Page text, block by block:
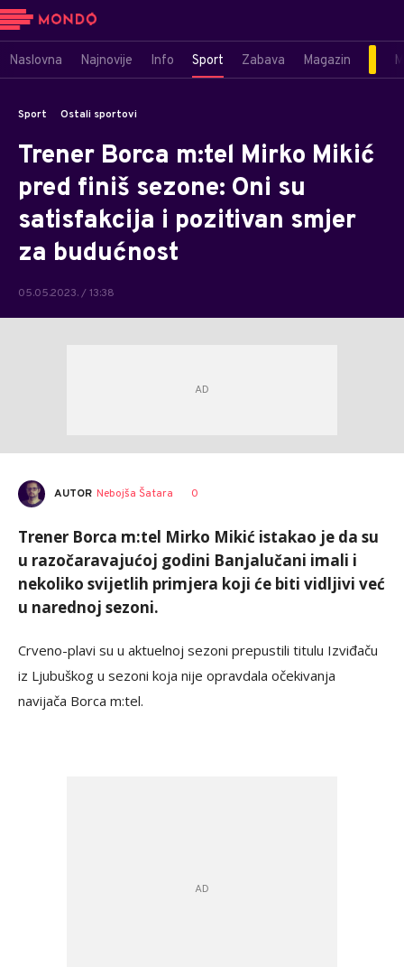
Naslovna Najnovije Info Sport Zabava Magazin
Sport Ostali sportovi
Trener Borca m:tel Mirko Mikić
pred finiš sezone: Oni su
satisfakcija i pozitivan smjer
za budućnost
05.05.2023. / 13:38
AUTOR Nebojša Šatara 0
Trener Borca m:tel Mirko Mikić istakao je da su
u razočaravajućoj godini Banjalučani imali i
nekoliko svijetlih primjera koji će biti vidljivi već
u narednoj sezoni.
Crveno-plavi su u aktuelnoj sezoni prepustili titulu Izviđaču
iz Ljubuškog u sezoni koja nije opravdala očekivanja
navijača Borca m:tel.